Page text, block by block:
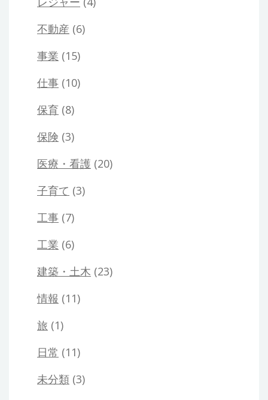
不動産 (6)
事業 (15)
仕事 (10)
保育 (8)
保険 (3)
医療・看護 (20)
子育て (3)
工事 (7)
工業 (6)
建築・土木 (23)
情報 (11)
旅 (1)
日常 (11)
未分類 (3)